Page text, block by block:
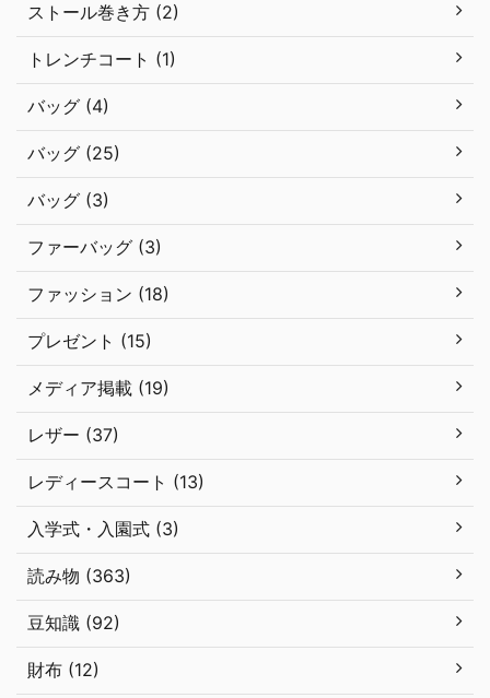
ストール巻き方 (2)
トレンチコート (1)
バッグ (4)
バッグ (25)
バッグ (3)
ファーバッグ (3)
ファッション (18)
プレゼント (15)
メディア掲載 (19)
レザー (37)
レディースコート (13)
入学式・入園式 (3)
読み物 (363)
豆知識 (92)
財布 (12)